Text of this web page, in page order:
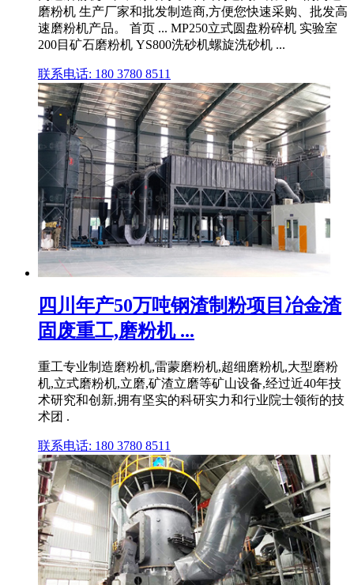
磨粉机 生产厂家和批发制造商,方便您快速采购、批发高
速磨粉机产品。 首页 ... MP250立式圆盘粉碎机 实验室
200目矿石磨粉机 YS800洗砂机螺旋洗砂机 ...
联系电话: 180 3780 8511
四川年产50万吨钢渣制粉项目冶金渣
固废重工,磨粉机 ...
重工专业制造磨粉机,雷蒙磨粉机,超细磨粉机,大型磨粉
机,立式磨粉机,立磨,矿渣立磨等矿山设备,经过近40年技
术研究和创新,拥有坚实的科研实力和行业院士领衔的技
术团 .
联系电话: 180 3780 8511